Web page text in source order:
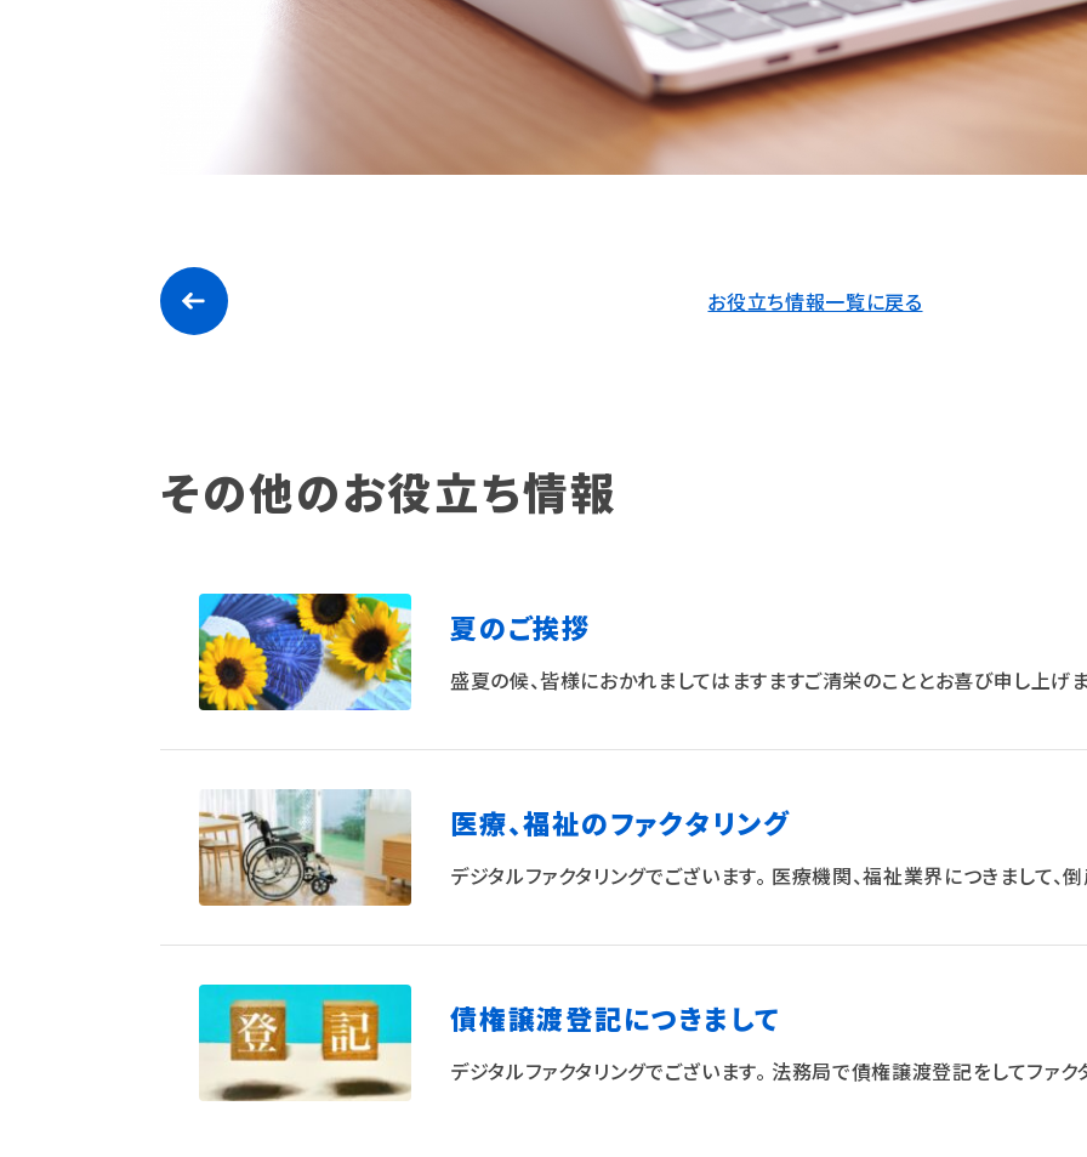
お役立ち情報一覧に戻る
その他のお役立ち情報
夏のご挨拶
盛夏の候、皆様におかれましてはますますご清栄のこととお喜び申し上げ
医療、福祉のファクタリング
デジタルファクタリングでございます。 医療機関、福祉業界につきまして
債権譲渡登記につきまして
デジタルファクタリングでございます。 法務局で債権譲渡登記をしてファ